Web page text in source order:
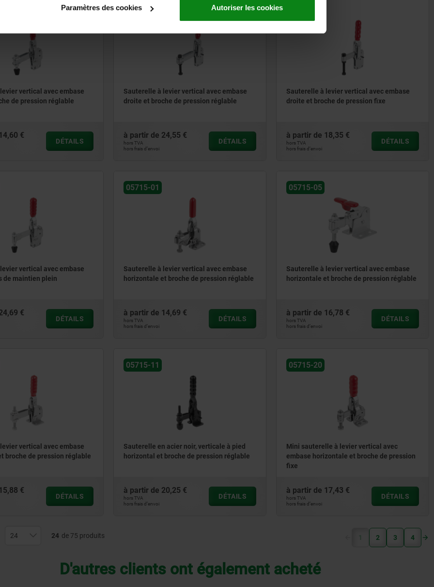
Paramètres des cookies Autoriser les cookies
vertical avec embase
de pression réglable
€
DÉTAILS
05700-15
Sauterelle à levier vertical avec embase
droite et broche de pression réglable
à partir de 24,55 €
hors TVA
hors frais d’envoi
DÉTAILS
Sauterelle à levier vertical avec embase
droite et broche de pression fixe
à partir de 18,35 €
hors TVA
hors frais d’envoi
DÉTAILS
vertical avec embase
de maintien plein
€
DÉTAILS
05715-01
Sauterelle à levier vertical avec embase
horizontale et broche de pression réglable
à partir de 14,69 €
hors TVA
hors frais d’envoi
DÉTAILS
05715-05
Sauterelle à levier vertical avec embase
horizontale et broche de pression réglable
à partir de 16,78 €
hors TVA
hors frais d’envoi
DÉTAILS
vertical avec embase
broche de pression réglable
€
DÉTAILS
05715-11
Sauterelle en acier noir, verticale à pied
horizontal et broche de pression réglable
à partir de 20,25 €
hors TVA
hors frais d’envoi
DÉTAILS
05715-20
Mini sauterelle à levier vertical avec
embase horizontale et broche de pression
fixe
à partir de 17,43 €
hors TVA
hors frais d’envoi
DÉTAILS
24 de 75 produits 1 (current)
2 3 4
D'autres clients ont également acheté